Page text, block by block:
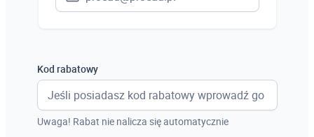
Kod rabatowy
Uwaga! Rabat nie nalicza się automatycznie
Wielka Brytania
Włochy
Francja
Szwecja